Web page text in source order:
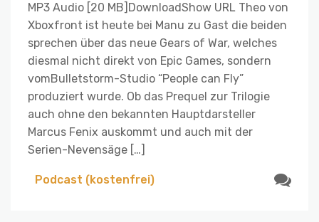
MP3 Audio [20 MB]DownloadShow URL Theo von
Xboxfront ist heute bei Manu zu Gast die beiden
sprechen über das neue Gears of War, welches
diesmal nicht direkt von Epic Games, sondern
vomBulletstorm-Studio “People can Fly”
produziert wurde. Ob das Prequel zur Trilogie
auch ohne den bekannten Hauptdarsteller
Marcus Fenix auskommt und auch mit der
Serien-Nevensäge […]
Podcast (kostenfrei)